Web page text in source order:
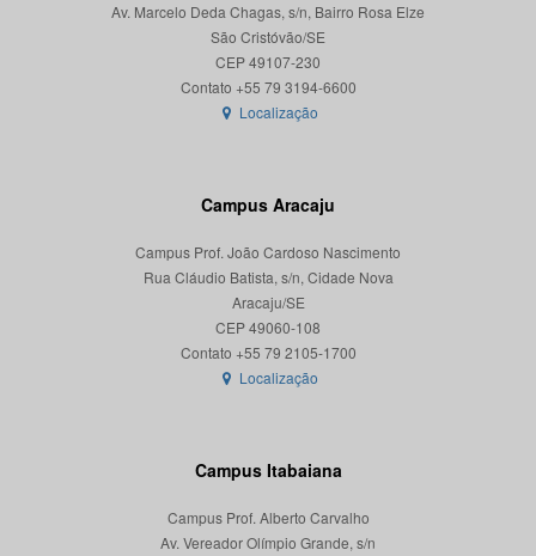
Av. Marcelo Deda Chagas, s/n, Bairro Rosa Elze
São Cristóvão/SE
CEP 49107-230
Localização
Campus Aracaju
Campus Prof. João Cardoso Nascimento
Rua Cláudio Batista, s/n, Cidade Nova
Aracaju/SE
CEP 49060-108
Localização
Campus Itabaiana
Campus Prof. Alberto Carvalho
Av. Vereador Olímpio Grande, s/n